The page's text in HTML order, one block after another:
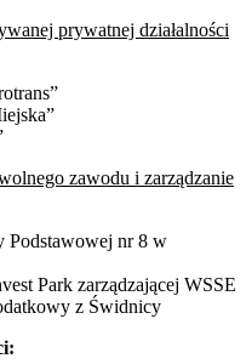
prywatnej działalności
zawodu i zarządzanie
Podstawowej nr 8 w
Park zarządzającej WSSE
z Świdnicy